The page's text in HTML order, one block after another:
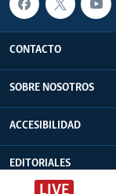
LIVE
CONTACTO
SOBRE NOSOTROS
ACCESIBILIDAD
EDITORIALES